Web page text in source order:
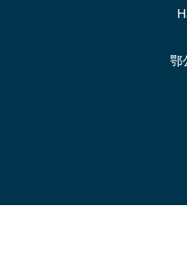
鄂